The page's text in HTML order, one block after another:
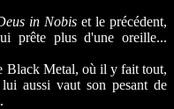
in Nobiset le précédent,
prête plus d'une oreille...
Black Metal, où il y fait tout,
aussi vaut son pesant de